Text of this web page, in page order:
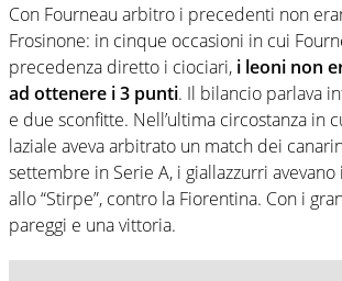
Con Fourneau arbitro i precedenti non
Frosinone: in cinque occasioni in cui
precedenza diretto i ciociari, i leoni non
ad ottenere i 3 punti. Il bilancio parlava
e due sconfitte. Nell’ultima circostanza in
laziale aveva arbitrato un match dei
settembre in Serie A, i giallazzurri
allo “Stirpe”, contro la Fiorentina. Con i
pareggi e una vittoria.